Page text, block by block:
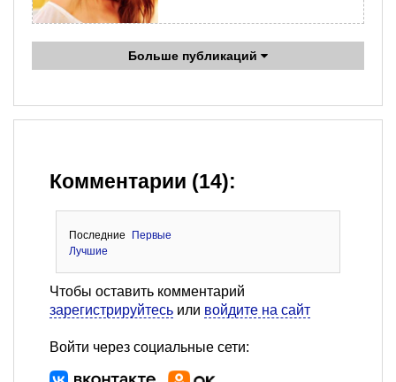
Больше публикаций
Комментарии (14):
Последние
Первые
Лучшие
Чтобы оставить комментарий
зарегистрируйтесь или войдите на сайт
Войти через социальные сети: